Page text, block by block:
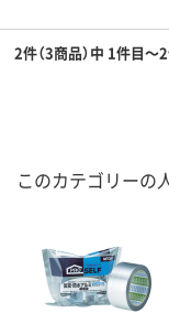
2件（3商品）中 1件目～
このカテゴリーの